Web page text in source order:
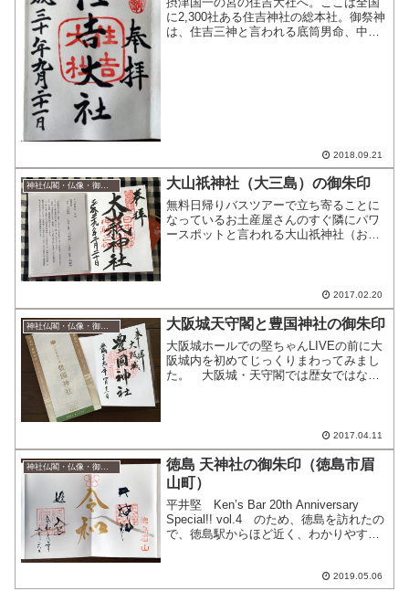
に2,300社ある住吉神社の総本社。御祭神
は、住吉三神と言われる底筒男命、中筒
2018.09.21
神社仏閣・仏像・御朱印 大山祇神社（大三島）の御朱印
無料日帰りバスツアーで立ち寄ることに
なっているお土産屋さんのすぐ隣にパワ
ースポットと言われる大山祇神社（おお
2017.02.20
神社仏閣・仏像・御朱印 大阪城天守閣と豊国神社の御朱印
大阪城ホールでの堅ちゃんLIVEの前に大
阪城内を初めてじっくりまわってみまし
た。 大阪城・天守閣では歴女ではない
2017.04.11
徳島 天神社の御朱印（徳島市眉
山町）
平井堅 Ken’s Bar 20th Anniversary
Special!! vol.4 のため、徳島を訪れたの
で、徳島駅からほど近く、わかりやすい
2019.05.06